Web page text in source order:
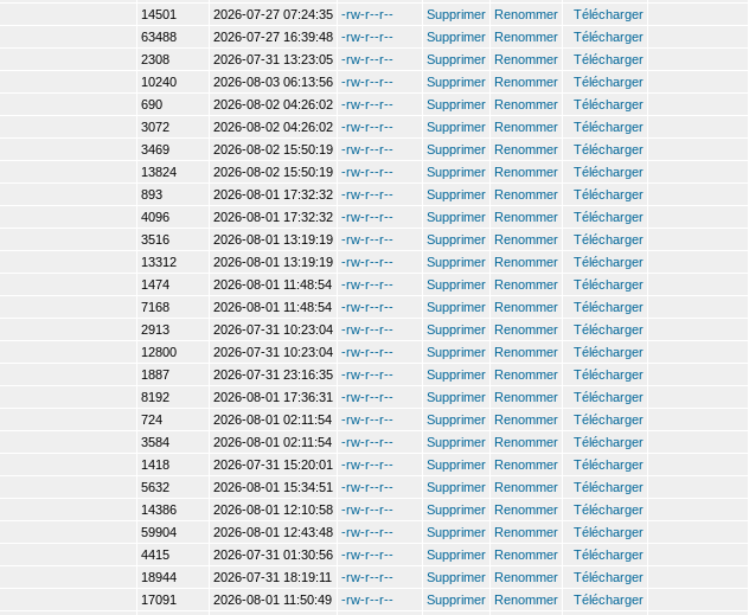
14501 2026-07-27 07:24:35 -rw-r--r-- Supprimer Renommer
Télécharger
63488 2026-07-27 16:39:48 -rw-r--r-- Supprimer Renommer
Télécharger
2308 2026-07-31 13:23:05 -rw-r--r-- Supprimer Renommer
Télécharger
10240 2026-08-03 06:13:56 -rw-r--r-- Supprimer Renommer
Télécharger
690 2026-08-02 04:26:02 -rw-r--r-- Supprimer Renommer
Télécharger
3072 2026-08-02 04:26:02 -rw-r--r-- Supprimer Renommer
Télécharger
3469 2026-08-02 15:50:19 -rw-r--r-- Supprimer Renommer
Télécharger
13824 2026-08-02 15:50:19 -rw-r--r-- Supprimer Renommer
Télécharger
893 2026-08-01 17:32:32 -rw-r--r-- Supprimer Renommer
Télécharger
4096 2026-08-01 17:32:32 -rw-r--r-- Supprimer Renommer
Télécharger
3516 2026-08-01 13:19:19 -rw-r--r-- Supprimer Renommer
Télécharger
13312 2026-08-01 13:19:19 -rw-r--r-- Supprimer Renommer
Télécharger
1474 2026-08-01 11:48:54 -rw-r--r-- Supprimer Renommer
Télécharger
7168 2026-08-01 11:48:54 -rw-r--r-- Supprimer Renommer
Télécharger
2913 2026-07-31 10:23:04 -rw-r--r-- Supprimer Renommer
Télécharger
12800 2026-07-31 10:23:04 -rw-r--r-- Supprimer Renommer
Télécharger
1887 2026-07-31 23:16:35 -rw-r--r-- Supprimer Renommer
Télécharger
8192 2026-08-01 17:36:31 -rw-r--r-- Supprimer Renommer
Télécharger
724 2026-08-01 02:11:54 -rw-r--r-- Supprimer Renommer
Télécharger
3584 2026-08-01 02:11:54 -rw-r--r-- Supprimer Renommer
Télécharger
1418 2026-07-31 15:20:01 -rw-r--r-- Supprimer Renommer
Télécharger
5632 2026-08-01 15:34:51 -rw-r--r-- Supprimer Renommer
Télécharger
14386 2026-08-01 12:10:58 -rw-r--r-- Supprimer Renommer
Télécharger
59904 2026-08-01 12:43:48 -rw-r--r-- Supprimer Renommer
Télécharger
4415 2026-07-31 01:30:56 -rw-r--r-- Supprimer Renommer
Télécharger
18944 2026-07-31 18:19:11 -rw-r--r-- Supprimer Renommer
Télécharger
17091 2026-08-01 11:50:49 -rw-r--r-- Supprimer Renommer Télécharger